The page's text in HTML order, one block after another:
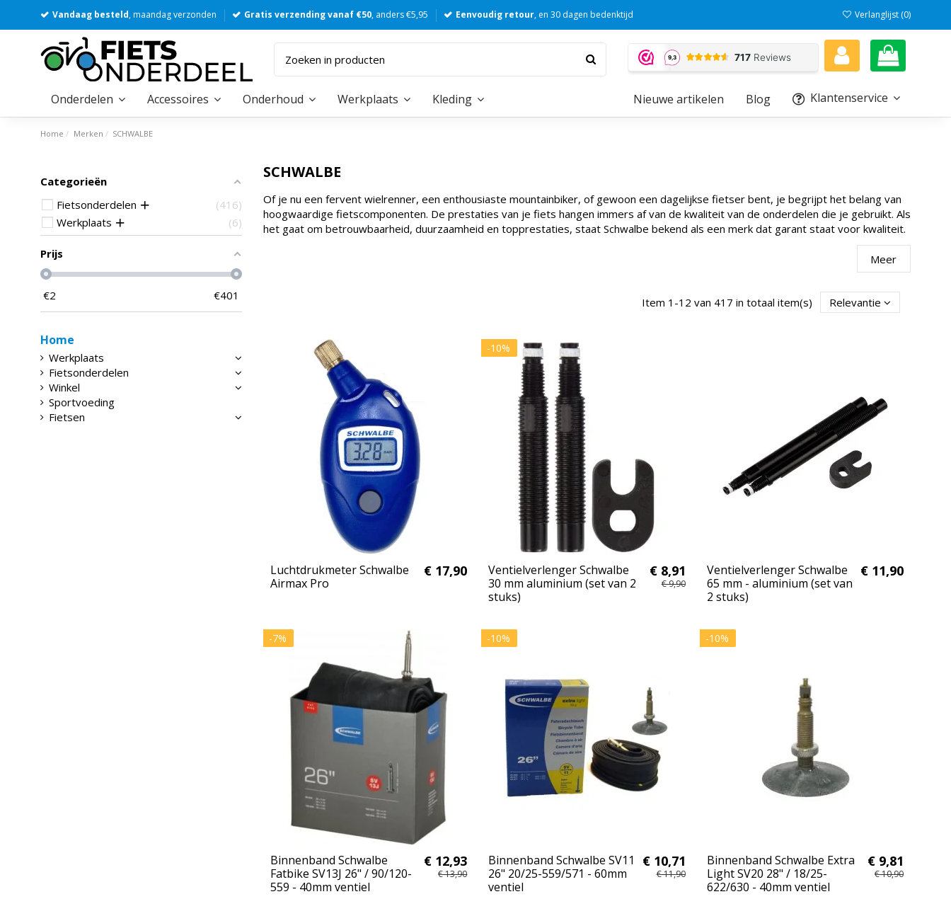
Vandaag besteld, maandag verzonden Gratis verzending vanaf €50, anders €5,95 Eenvoudig retour, en 30 dagen bedenktijd Verlanglijst (0)
Onderdelen Accessoires Onderhoud Werkplaats Kleding Klantenservice
Blog
Nieuwe artikelen
Home Merken SCHWALBE
SCHWALBE
Of je nu een fervent wielrenner, een enthousiaste mountainbiker, of gewoon een dagelijkse fietser bent, je begrijpt het belang van
hoogwaardige fietscomponenten. De prestaties van je fiets hangen immers af van de kwaliteit van de onderdelen die je gebruikt. Als
het gaat om betrouwbaarheid, duurzaamheid en topprestaties, staat Schwalbe bekend als een merk dat garant staat voor kwaliteit.
Meer
Item 1-12 van 417 in totaal item(s) Relevantie
Luchtdrukmeter Schwalbe
Airmax Pro
€ 17,90
-10%
Ventielverlenger Schwalbe
30 mm aluminium (set van 2
stuks)
€ 8,91
€ 9,90
Ventielverlenger Schwalbe
65 mm - aluminium (set van
2 stuks)
€ 11,90
-7%
Binnenband Schwalbe
Fatbike SV13J 26" / 90/120-
559 - 40mm ventiel
€ 12,93
€ 13,90
-10%
Binnenband Schwalbe SV11
26" 20/25-559/571 - 60mm
ventiel
€ 10,71
€ 11,90
-10%
Binnenband Schwalbe Extra
Light SV20 28" / 18/25-
622/630 - 40mm ventiel
€ 9,81
€ 10,90
Categorieën
Fietsonderdelen
416
Werkplaats
6
Prijs
€2 €401
Home
Werkplaats
Fietsonderdelen
Winkel
Sportvoeding
Fietsen